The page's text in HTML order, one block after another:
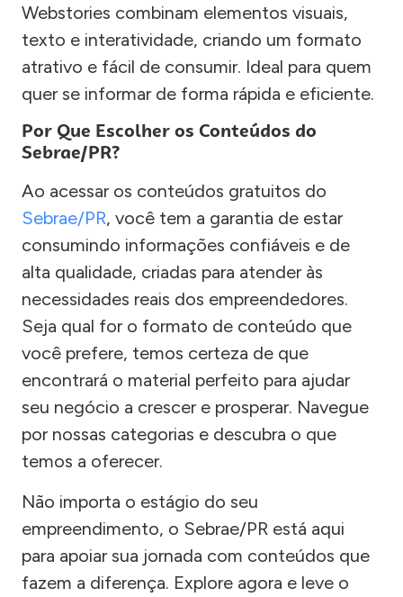
Webstories combinam elementos visuais,
texto e interatividade, criando um formato
atrativo e fácil de consumir. Ideal para quem
quer se informar de forma rápida e eficiente.
Por Que Escolher os Conteúdos do
Sebrae/PR?
Ao acessar os conteúdos gratuitos do
Sebrae/PR, você tem a garantia de estar
consumindo informações confiáveis e de
alta qualidade, criadas para atender às
necessidades reais dos empreendedores.
Seja qual for o formato de conteúdo que
você prefere, temos certeza de que
encontrará o material perfeito para ajudar
seu negócio a crescer e prosperar. Navegue
por nossas categorias e descubra o que
temos a oferecer.
Não importa o estágio do seu
empreendimento, o Sebrae/PR está aqui
para apoiar sua jornada com conteúdos que
fazem a diferença. Explore agora e leve o